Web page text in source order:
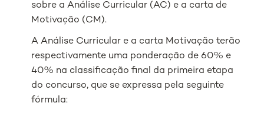
sobre a Análise Curricular (AC) e a carta de
Motivação (CM).
A Análise Curricular e a carta Motivação terão
respectivamente uma ponderação de 60% e
40% na classificação final da primeira etapa
do concurso, que se expressa pela seguinte
fórmula: